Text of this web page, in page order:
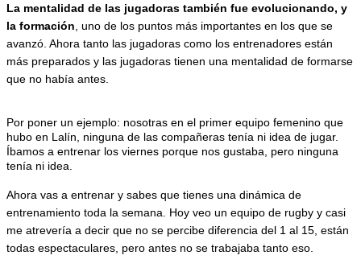
La mentalidad de las jugadoras también fue evolucionando, y
la formación , uno de los puntos más importantes en los que se
avanzó. Ahora tanto las jugadoras como los entrenadores están
más preparados y las jugadoras tienen una mentalidad de formarse
que no había antes.
Por poner un ejemplo: nosotras en el primer equipo femenino que
hubo en Lalín, ninguna de las compañeras tenía ni idea de jugar.
Íbamos a entrenar los viernes porque nos gustaba, pero ninguna
tenía ni idea.
Ahora vas a entrenar y sabes que tienes una dinámica de
entrenamiento toda la semana. Hoy veo un equipo de rugby y casi
me atrevería a decir que no se percibe diferencia del 1 al 15, están
todas espectaculares, pero antes no se trabajaba tanto eso.